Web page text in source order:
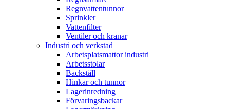
Regnvattentunnor
Sprinkler
Vattenfilter
Ventiler och kranar
Industri och verkstad
Arbetsplatsmattor industri
Arbetsstolar
Backställ
Hinkar och tunnor
Lagerinredning
Förvaringsbackar